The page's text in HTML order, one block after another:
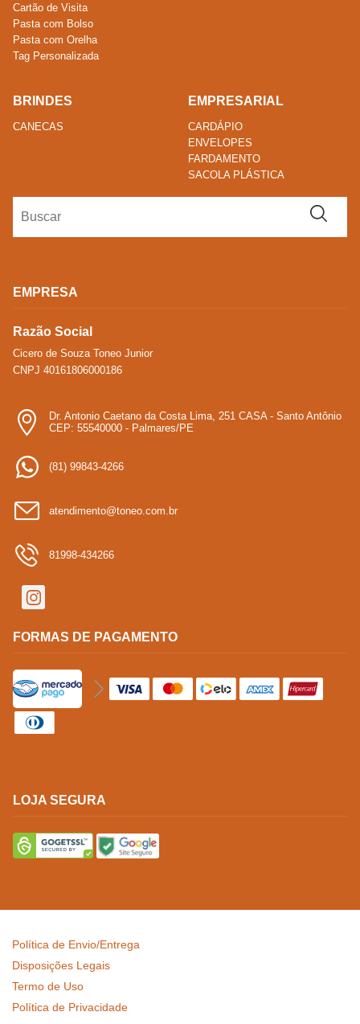
Cartão de Visita
Pasta com Bolso
Pasta com Orelha
Tag Personalizada
BRINDES
CANECAS
EMPRESARIAL
CARDÁPIO
ENVELOPES
FARDAMENTO
SACOLA PLÁSTICA
EMPRESA
Razão Social
Cicero de Souza Toneo Junior
CNPJ 40161806000186
Dr. Antonio Caetano da Costa Lima, 251 CASA - Santo Antônio
CEP: 55540000 - Palmares/PE
(81) 99843-4266
atendimento@toneo.com.br
81998-434266
FORMAS DE PAGAMENTO
LOJA SEGURA
Política de Envio/Entrega
Disposições Legais
Termo de Uso
Política de Privacidade